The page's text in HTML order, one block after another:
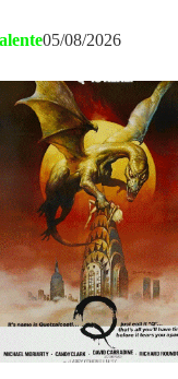
05/08/2026